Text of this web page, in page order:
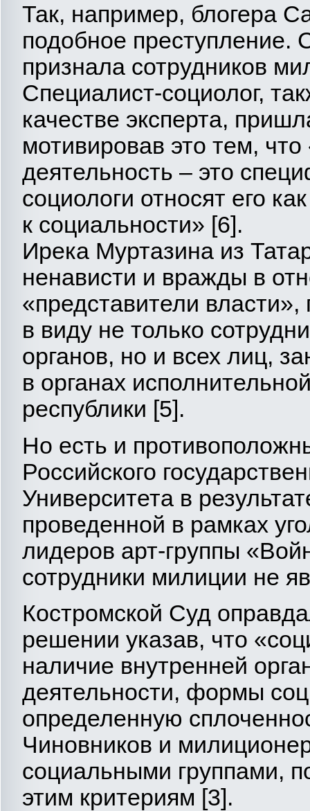
Так, например, блогера
подобное преступление.
признала сотрудников
Специалист-социолог,
качестве эксперта,
мотивировав это тем,
деятельность – это
социологи относят его
к социальности» [6].
Ирека Муртазина из
ненависти и вражды в
«представители
в виду не только
органов, но и всех лиц,
в органах
республики [5].
Но есть и
Российского
Университета в
проведенной в рамках
лидеров арт-группы
сотрудники милиции не
Костромской Суд
решении указав, что
наличие внутренней
деятельности, формы
определенную
Чиновников и
социальными группами,
этим критериям [3].